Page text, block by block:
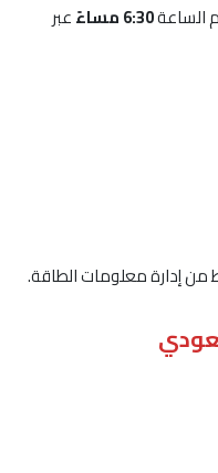
الساعة6:30 مساءً عبر
من إدارة معلومات الطاقة.